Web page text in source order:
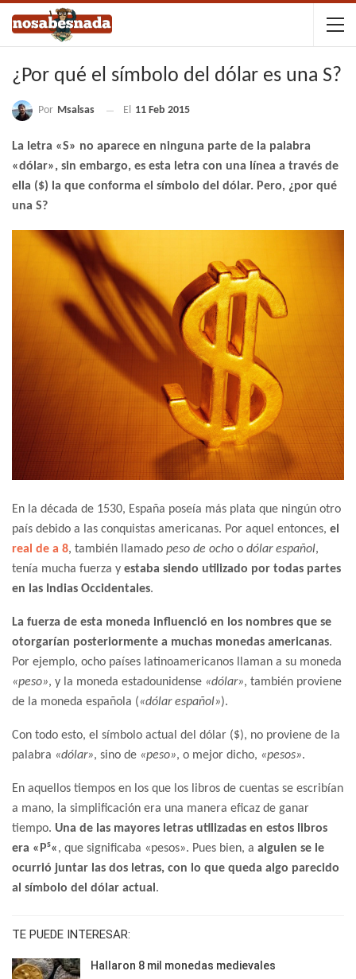
¿Por qué el símbolo del dólar es una S?
Por Msalsas El 11 Feb 2015
La letra «S» no aparece en ninguna parte de la palabra
«dólar», sin embargo, es esta letra con una línea a través de
ella ($) la que conforma el símbolo del dólar. Pero, ¿por qué
una S?
En la década de 1530, España poseía más plata que ningún otro
país debido a las conquistas americanas. Por aquel entonces, el
real de a 8, también llamado peso de ocho o dólar español,
tenía mucha fuerza y estaba siendo utilizado por todas partes
en las Indias Occidentales.
La fuerza de esta moneda influenció en los nombres que se
otorgarían posteriormente a muchas monedas americanas.
Por ejemplo, ocho países latinoamericanos llaman a su moneda
«peso», y la moneda estadounidense «dólar», también proviene
de la moneda española («dólar español»).
Con todo esto, el símbolo actual del dólar ($), no proviene de la
palabra «dólar», sino de «peso», o mejor dicho, «pesos».
En aquellos tiempos en los que los libros de cuentas se escribían
a mano, la simplificación era una manera eficaz de ganar
tiempo. Una de las mayores letras utilizadas en estos libros
era «Ps«, que significaba «pesos». Pues bien, a alguien se le
ocurrió juntar las dos letras, con lo que queda algo parecido
al símbolo del dólar actual .
TE PUEDE INTERESAR:
Hallaron 8 mil monedas medievales